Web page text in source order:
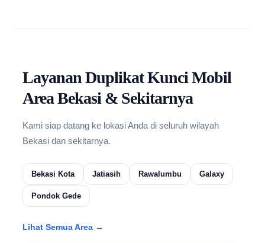
Layanan Duplikat Kunci Mobil
Area Bekasi & Sekitarnya
Kami siap datang ke lokasi Anda di seluruh wilayah
Bekasi dan sekitarnya.
Bekasi Kota Jatiasih Rawalumbu Galaxy
Pondok Gede
Lihat Semua Area →